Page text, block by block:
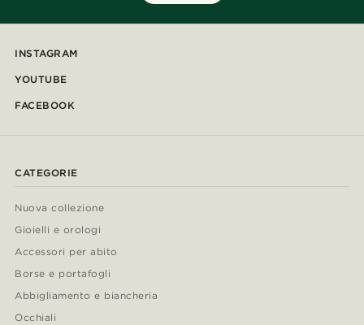
INSTAGRAM
YOUTUBE
FACEBOOK
CATEGORIE
Nuova collezione
Gioielli e orologi
Accessori per abito
Borse e portafogli
Abbigliamento e biancheria
Occhiali